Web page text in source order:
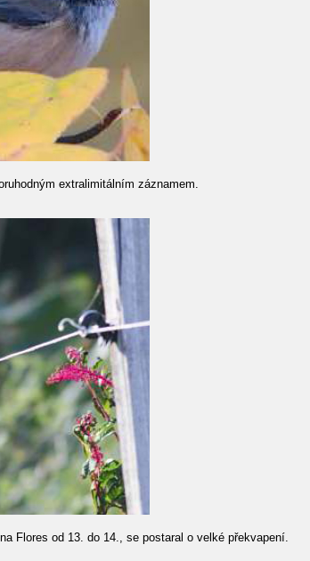
extralimitálním záznamem.
Flores od 13. do 14., se postaral o velké překvapení.